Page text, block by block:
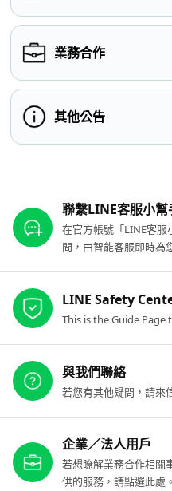
業務合作
其他公告
聯繫LINE客服小幫
在官方帳號「LINE客
問，由智能客服即時為
LINE Safety
This is the Guide Page
與我們聯絡
若您有其他疑問，請來
企業／法人用戶
若想瞭解業務合作相關
供的服務，請點選此處。